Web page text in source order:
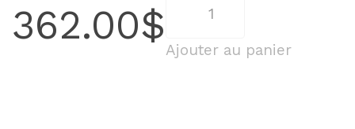
362.00$ Arrangement
Ajouter au panier